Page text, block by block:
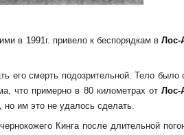
в 1991г. привело к беспорядкам вЛос-
его смерть подозрительной. Тело было
что примерно в 80 километрах отЛос-
им это не удалось сделать.
Кинга после длительной